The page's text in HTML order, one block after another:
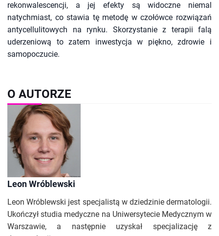
rekonwalescencji, a jej efekty są widoczne niemal
natychmiast, co stawia tę metodę w czołówce rozwiązań
antycellulitowych na rynku. Skorzystanie z terapii falą
uderzeniową to zatem inwestycja w piękno, zdrowie i
samopoczucie.
O AUTORZE
Leon Wróblewski
Leon Wróblewski jest specjalistą w dziedzinie dermatologii.
Ukończył studia medyczne na Uniwersytecie Medycznym w
Warszawie, a następnie uzyskał specjalizację z